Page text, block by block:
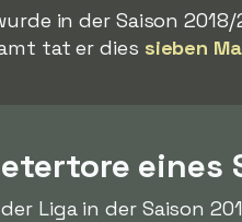
in der Saison
tat er dies sieben
eines
Liga in der Saison